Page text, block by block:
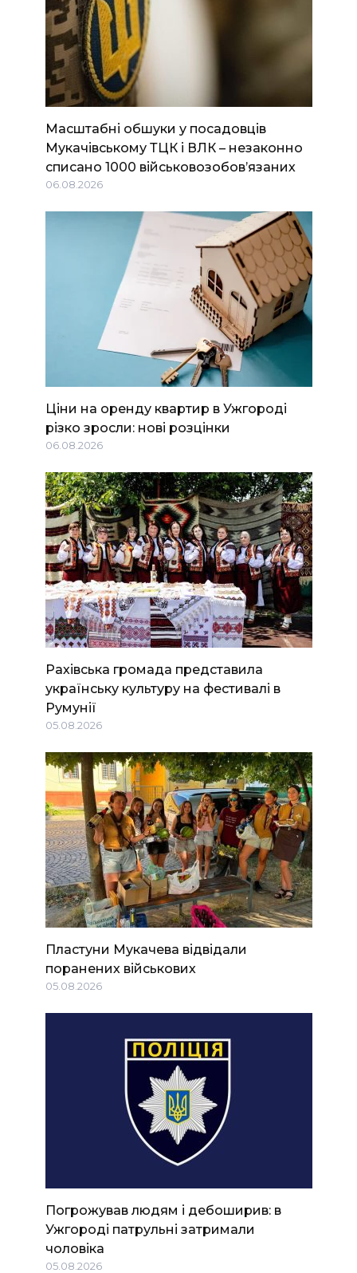
Масштабні обшуки у посадовців
Мукачівському ТЦК і ВЛК – незаконно
списано 1000 військовозобов’язаних
06.08.2026
Ціни на оренду квартир в Ужгороді
різко зросли: нові розцінки
06.08.2026
Рахівська громада представила
українську культуру на фестивалі в
Румунії
05.08.2026
Пластуни Мукачева відвідали
поранених військових
05.08.2026
Погрожував людям і дебоширив: в
Ужгороді патрульні затримали
чоловіка
05.08.2026